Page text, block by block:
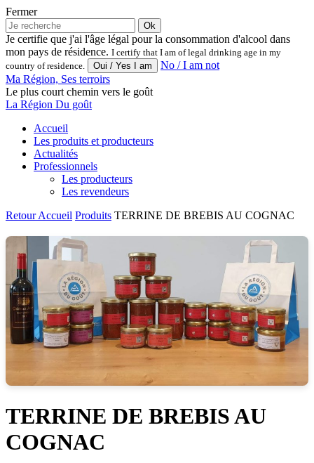
Fermer
Ok
Je certifie que j'ai l'âge légal pour la consommation d'alcool dans
mon pays de résidence. I certify that I am of legal drinking age in my
country of residence.
No / I am not
Ma Région, Ses terroirs
Le plus court chemin vers le goût
La Région Du goût
Accueil
Les produits et producteurs
Actualités
Professionnels
Les producteurs
Les revendeurs
RetourAccueil Produits TERRINE DE BREBIS AU COGNAC
TERRINE DE BREBIS AU
COGNAC